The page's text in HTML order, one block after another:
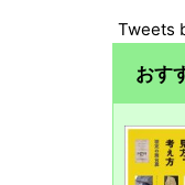
Tweets
おす